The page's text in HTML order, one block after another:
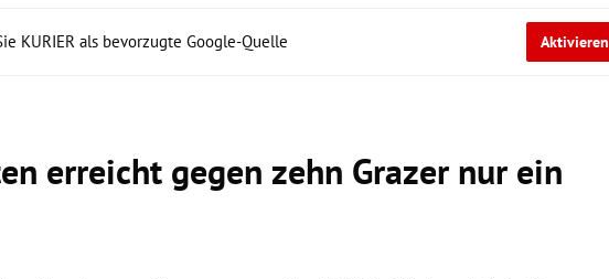
KURIER als bevorzugte Google-Quelle Aktivieren
erreicht gegen zehn Grazer nur ein